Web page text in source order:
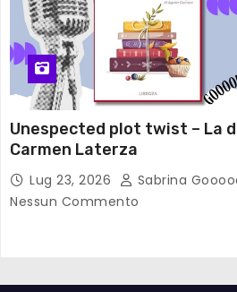
Unespected plot twist – La
Carmen Laterza
Lug 23, 2026
Sabrina
Nessun Commento